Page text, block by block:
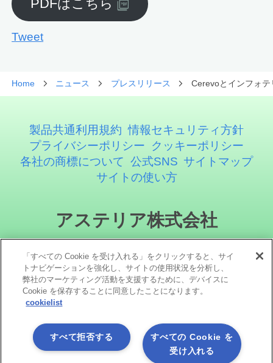
PDFはこちら
Tweet
Home ニュース プレスリリース Cerevoとインフォ
製品共通利用規約 情報セキュリティ方針
プライバシーポリシー
クッキーポリシー
各社の商標について 公式SNS サイトマップ
サイトの使い方
アステリア株式会社
ソーシャルメディア
「すべての Cookie を受け入れる」をクリックすると、サイ
トナビゲーションを強化し、サイトの使用状況を分析し、
弊社のマーケティング活動を支援するために、デバイスに
Cookie を保存することに同意したことになります。
cookielist
すべての Cookie を
受け入れる
すべて拒否する